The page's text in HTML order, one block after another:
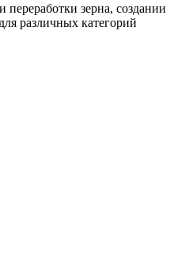
зерна, создании
различных категорий